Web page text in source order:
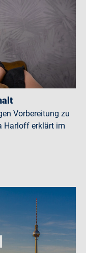
Vorbereitung zu
Harloff erklärt im